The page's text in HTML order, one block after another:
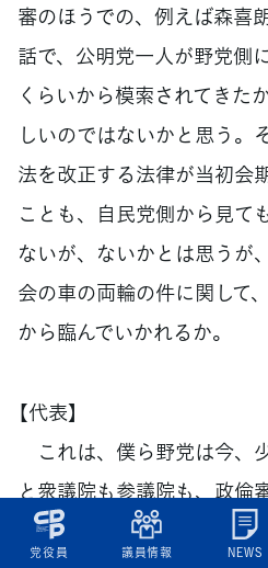
党役員 議員情報 NEWS
審のほうでの、例えば森喜
話で、公明党一人が野党側
くらいから模索されてきた
しいのではないかと思う。
法を改正する法律が当初会
ことも、自民党側から見て
ないが、ないかとは思うが
会の車の両輪の件に関して
から臨んでいかれるか。
【代表】
これは、僕ら野党は今、
と衆議院も参議院も、政倫
は全員すべきだと言って